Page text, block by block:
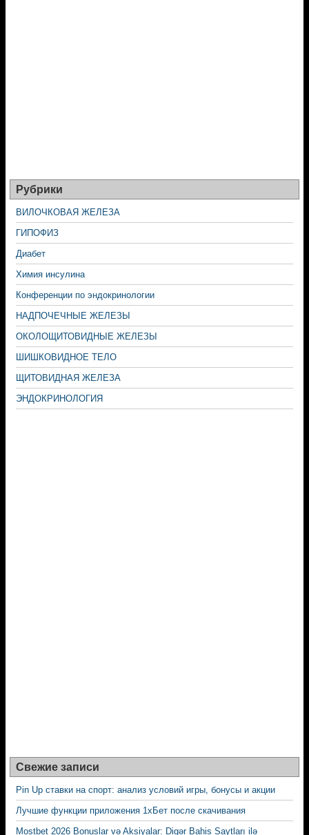
Рубрики
ВИЛОЧКОВАЯ ЖЕЛЕЗА
ГИПОФИЗ
Диабет
Химия инсулина
Конференции по эндокринологии
НАДПОЧЕЧНЫЕ ЖЕЛЕЗЫ
ОКОЛОЩИТОВИДНЫЕ ЖЕЛЕЗЫ
ШИШКОВИДНОЕ ТЕЛО
ЩИТОВИДНАЯ ЖЕЛЕЗА
ЭНДОКРИНОЛОГИЯ
Свежие записи
Pin Up ставки на спорт: анализ условий игры, бонусы и акции
Лучшие функции приложения 1хБет после скачивания
Mostbet 2026 Bonuslar və Aksiyalar: Digər Bahis Saytları ilə